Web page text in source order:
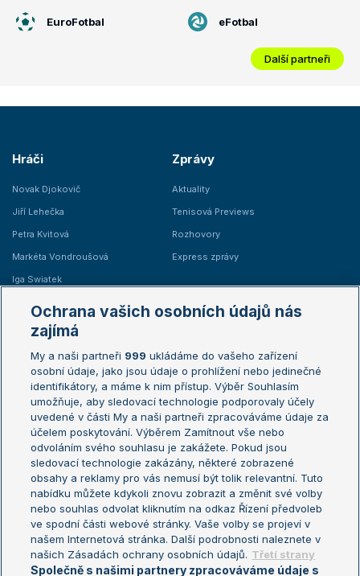
EuroFotbal eFotbal
Další partneři
Hráči
Novak Djokovič
Jiří Lehečka
Petra Kvitová
Markéta Vondroušová
Iga Swiatek
Zprávy
Aktuality
Tenisová Previews
Rozhovory
Express zprávy
Žebříčky
Žebříček ATP (muži)
Žebříček WTA (ženy)
Sázkařský žebříček
Australian Open
French Open
Wimbledon
US Open
Turnaj mistrů
Turnaj mistryň
Aktualní trendy
Fotbalové přestupy
Livesport Daily
LS Prague Open
Ochrana vašich osobních údajů nás
zajímá
My a naši partneři 999 ukládáme do vašeho zařízení
osobní údaje, jako jsou údaje o prohlížení nebo jedinečné
identifikátory, a máme k nim přístup. Výběr Souhlasím
umožňuje, aby sledovací technologie podporovaly účely
uvedené v části My a naši partneři zpracováváme údaje za
účelem poskytování. Výběrem Zamítnout vše nebo
odvoláním svého souhlasu je zakážete. Pokud jsou
sledovací technologie zakázány, některé zobrazené
obsahy a reklamy pro vás nemusí být tolik relevantní. Tuto
nabídku můžete kdykoli znovu zobrazit a změnit své volby
nebo souhlas odvolat kliknutím na odkaz Řízení předvoleb
ve spodní části webové stránky. Vaše volby se projeví v
našem Internetová stránka. Další podrobnosti naleznete v
našich Zásadách ochrany osobních údajů. Třetí strany
Společně s našimi partnery zpracováváme údaje s